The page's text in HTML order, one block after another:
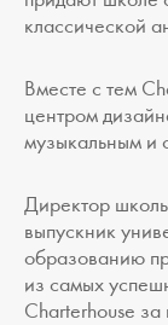
классической
Вместе с тем
центром
музыкальным и
Директор
выпускник
образованию
из самых
Сharterhouse